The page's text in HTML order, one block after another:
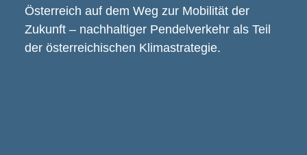
Österreich auf dem Weg zur Mobilität der
Zukunft – nachhaltiger Pendelverkehr als Teil
der österreichischen Klimastrategie.